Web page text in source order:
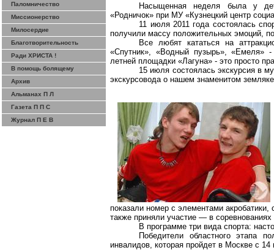
Паломничество
Миссионерство
Милосердие
Благотворительность
Ради ХРИСТА !
В помощь болящему
Архив
Альманах П Л
Газета П П С
Журнал П Е В
Насыщенная неделя была у
«Родничок» при МУ «Кузнецкий центр
11 июля 2011 года состоялась
получили массу положительных эмоций,
Все любят кататься на
«Спутник», «Водный пузырь», «Емеля»
летней площадки «Лагуна» - это просто
15 июля состоялась экскурсия в
экскурсовода о нашем знаменитом
показали номер с элементами
также приняли участие — в соревнованиях
В программе три вида спорта:
Победители областного этапа
инвалидов, которая пройдет в Москве с 14